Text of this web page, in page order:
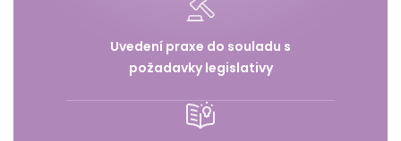
Uvedení praxe do souladu s
požadavky legislativy